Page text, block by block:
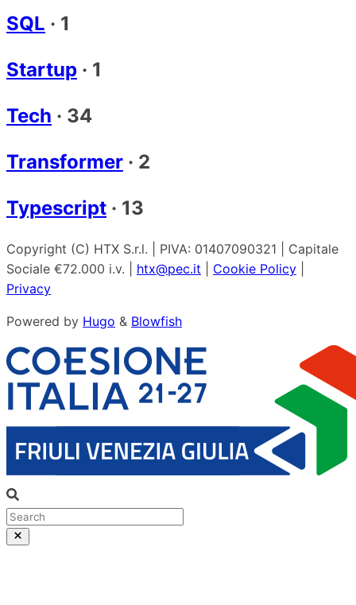
SQL · 1
Startup · 1
Tech · 34
Transformer · 2
Typescript · 13
Copyright (C) HTX S.r.l. | PIVA: 01407090321 | Capitale
Sociale €72.000 i.v. | htx@pec.it Cookie Policy
Privacy
Powered by Hugo & Blowfish